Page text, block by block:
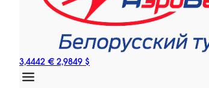
3,4442 € 2,9849 $